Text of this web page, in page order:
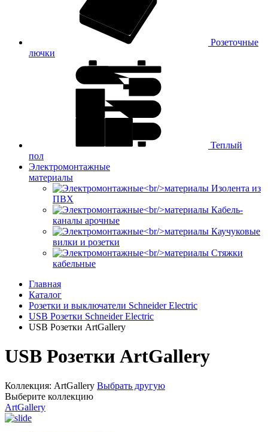
Розеточные
лючки
Теплый
пол
Электромонтажные
материалы
Изолента из
ПВХ
Кабель-
каналы арочные
Каучуковые
вилки и розетки
Стяжки
кабельные
Главная
Каталог
Розетки и выключатели Schneider Electric
USB Розетки Schneider Electric
USB Розетки ArtGallery
USB Розетки ArtGallery
Коллекция: ArtGallery Выбрать другую
Выберите коллекцию
ArtGallery